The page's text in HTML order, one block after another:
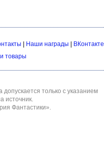
Наши награды
ВКонтакте
товары
только с указанием
источник.
Фантастики».